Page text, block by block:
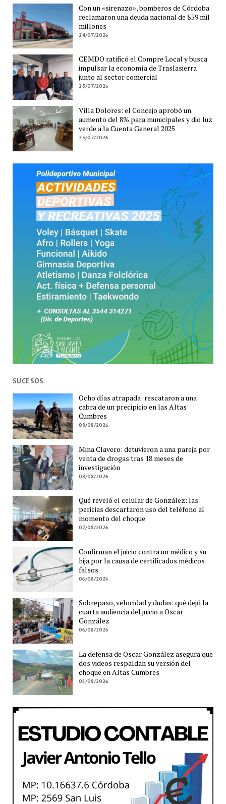
Con un «sirenazo», bomberos de Córdoba
reclamaron una deuda nacional de $59 mil
millones
24/07/2026
CEMDO ratificó el Compre Local y busca
impulsar la economía de Traslasierra
junto al sector comercial
23/07/2026
Villa Dolores: el Concejo aprobó un
aumento del 8% para municipales y dio luz
verde a la Cuenta General 2025
23/07/2026
SUCESOS
Ocho días atrapada: rescataron a una
cabra de un precipicio en las Altas
Cumbres
08/08/2026
Mina Clavero: detuvieron a una pareja por
venta de drogas tras 18 meses de
investigación
08/08/2026
Qué reveló el celular de González: las
pericias descartaron uso del teléfono al
momento del choque
07/08/2026
Confirman el juicio contra un médico y su
hija por la causa de certificados médicos
falsos
06/08/2026
Sobrepaso, velocidad y dudas: qué dejó la
cuarta audiencia del juicio a Oscar
González
06/08/2026
La defensa de Oscar González asegura que
dos videos respaldan su versión del
choque en Altas Cumbres
05/08/2026